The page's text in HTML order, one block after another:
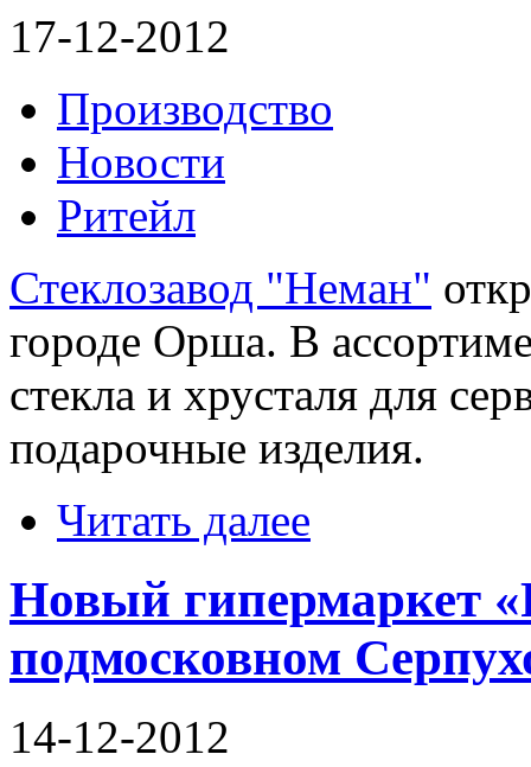
17-12-2012
Производство
Новости
Ритейл
Стеклозавод "Неман"
городе Орша. В
стекла и хрусталя для
подарочные изделия.
Читать далее
Новый гипермаркет
подмосковном
14-12-2012